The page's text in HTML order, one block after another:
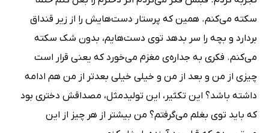
سکته می‌کنم. همین‌ که پرستار دست‌هایش را از زیر قنداق‌
بردارد و بچه را سر بدهد توی دست‌هایم، بدون شک سکته
می‌کنم. فکری به جداره‌ی مغزم می‌خورد که یعنی قرار است
چیزی از من و بعد از من و خیلی خیلی بعدتر از من هم ادامه
داشته باشد؟ این تکثیر، این تولیدمثل، مصداقش دختری بود
که باید توی بغلم می‌گرفتم؟ من بیشتر از هر چیز از این